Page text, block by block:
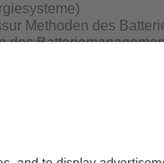
Methoden des
des